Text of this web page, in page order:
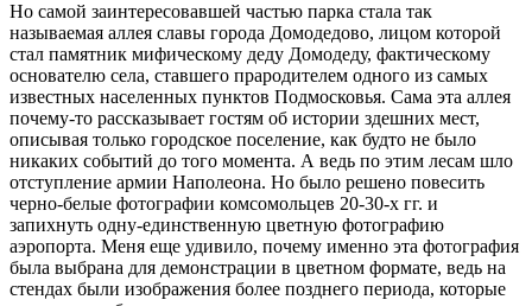
Но самой заинтересовавшей частью парка стала так
называемая аллея славы города Домодедово, лицом которой
стал памятник мифическому деду Домодеду, фактическому
основателю села, ставшего прародителем одного из самых
известных населенных пунктов Подмосковья. Сама эта аллея
почему-то рассказывает гостям об истории здешних мест,
описывая только городское поселение, как будто не было
никаких событий до того момента. А ведь по этим лесам шло
отступление армии Наполеона. Но было решено повесить
черно-белые фотографии комсомольцев 20-30-х гг. и
запихнуть одну-единственную цветную фотографию
аэропорта. Меня еще удивило, почему именно эта фотография
была выбрана для демонстрации в цветном формате, ведь на
стендах были изображения более позднего периода, которые